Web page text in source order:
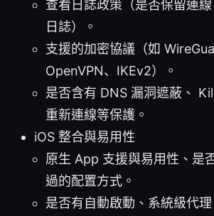
查看日誌政策（是否保留連
日誌）。
支援的加密協議（如
OpenVPN、IKEv2）。
是否含有 DNS 漏洞遮蔽、
重新連線等保護。
iOS 整合與易用性
原生 App 支援與易用性、是
過的配置方式。
是否有自動啟動、系統級代